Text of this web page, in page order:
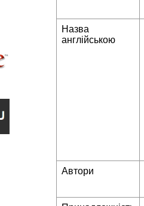
Назва
англійською
Автори